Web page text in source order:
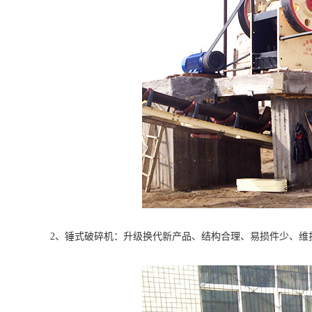
2、锤式破碎机：升级换代新产品、结构合理、易损件少、维